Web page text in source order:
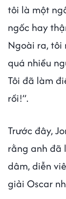
tôi là một
ngốc hay
Ngoài ra, tôi
quá nhiều
Tôi đã làm
rồi!”.
Trước đây,
rằng anh đã
dâm, diễn
giải Oscar